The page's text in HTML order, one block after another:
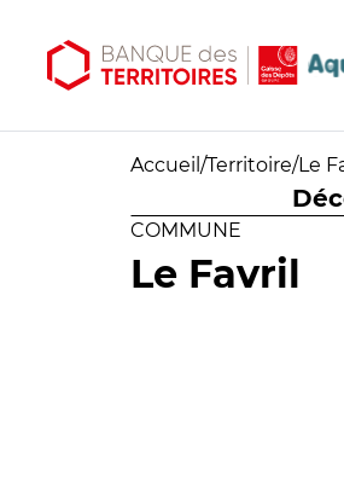
Accueil /Territoire/Le
COMMUNE
Le Favril